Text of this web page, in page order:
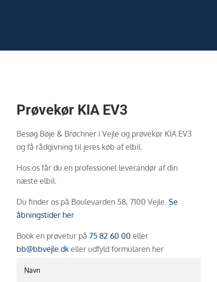
Prøvekør KIA EV3
Besøg Bøje & Brøchner i Vejle og prøvekør KIA EV3
og få rådgivning til jeres køb af elbil.
Hos os får du en professionel leverandør af din
næste elbil.
Du finder os på Boulevarden 58, 7100 Vejle. Se
åbningstider her
Book en prøvetur på 75 82 60 00 eller
bb@bbvejle.dkeller udfyld formularen her